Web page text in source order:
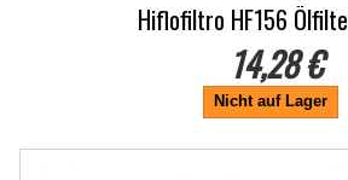
Hiflofiltro HF156
14,28 €
Nicht auf Lager